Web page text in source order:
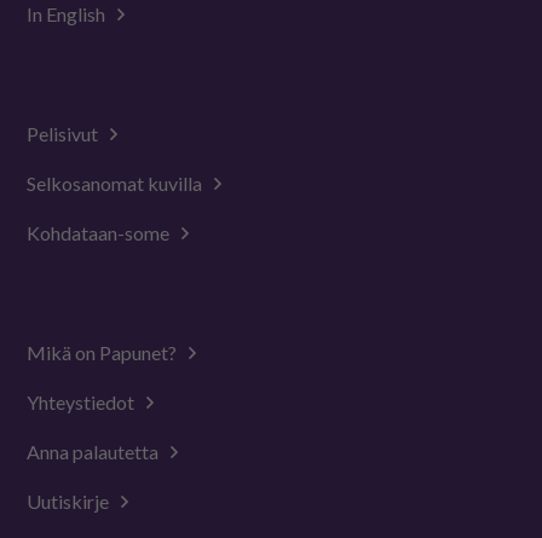
In English
Pelisivut
Selkosanomat kuvilla
Kohdataan-some
Mikä on Papunet?
Yhteystiedot
Anna palautetta
Uutiskirje